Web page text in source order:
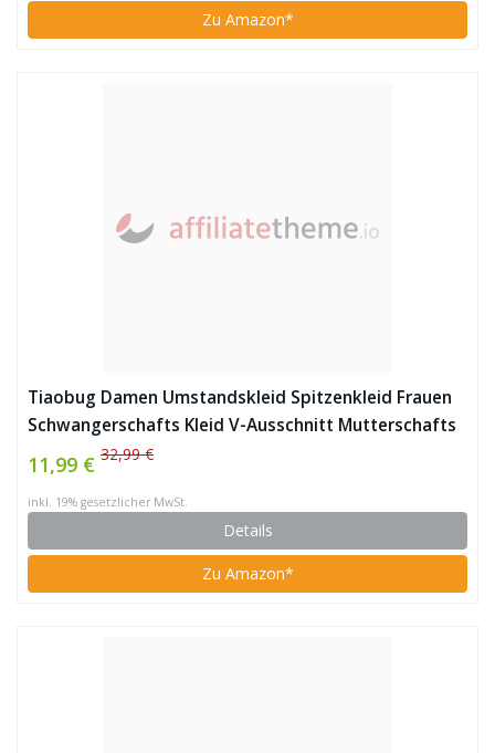
Zu Amazon*
Tiaobug Damen Umstandskleid Spitzenkleid Frauen
Schwangerschafts Kleid V-Ausschnitt Mutterschafts
Kleid Fotografie Stillkleid mit Geknotetem Dekolleté
Rosa Ärmellos
11,99 € 32,99 €
inkl. 19% gesetzlicher MwSt.
Details
Zu Amazon*